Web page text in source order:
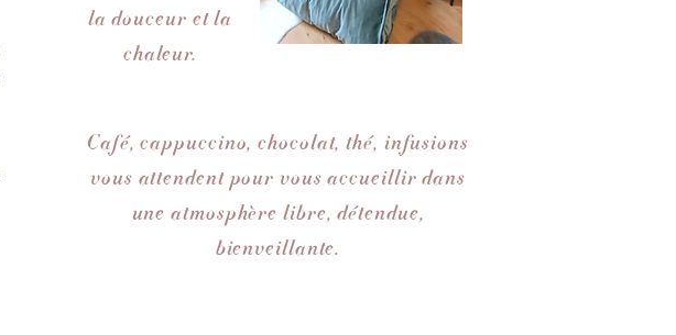
la douceur et la
chaleur.
Café, cappuccino, chocolat, thé, infusions
vous attendent pour vous accueillir dans
une atmosphère libre, détendue,
bienveillante.